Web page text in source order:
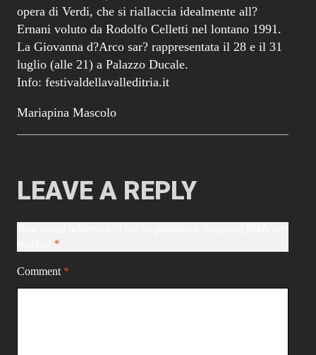
opera di Verdi, che si riallaccia idealmente all?
Ernani voluto da Rodolfo Celletti nel lontano 1991.
La Giovanna d?Arco sar? rappresentata il 28 e il 31
luglio (alle 21) a Palazzo Ducale.
Info: festivaldellavalleditria.it
Mariapina Mascolo
LEAVE A REPLY
*
Comment *